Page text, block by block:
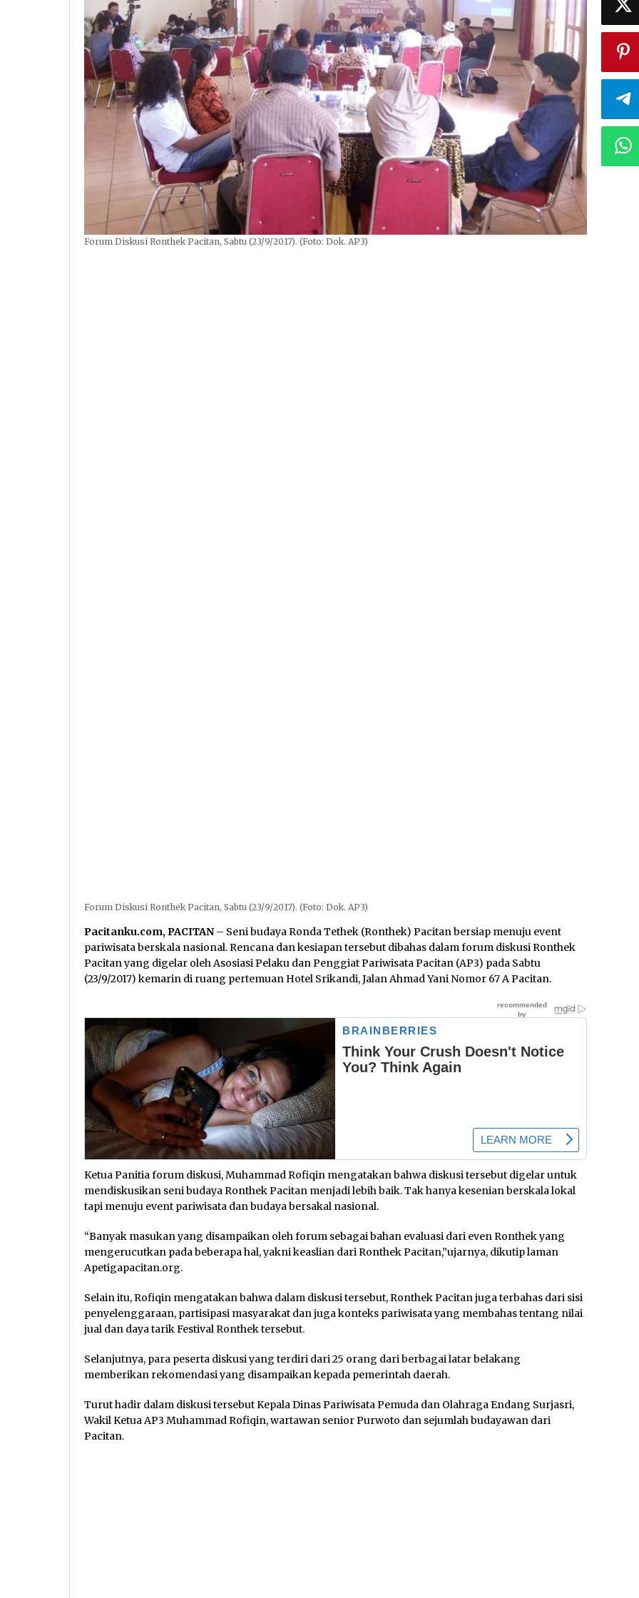
Forum Diskusi Ronthek Pacitan, Sabtu (23/9/2017). (Foto: Dok. AP3)
Forum Diskusi Ronthek Pacitan, Sabtu (23/9/2017). (Foto: Dok. AP3)
Pacitanku.com, PACITAN – Seni budaya Ronda Tethek (Ronthek) Pacitan bersiap menuju event
pariwisata berskala nasional. Rencana dan kesiapan tersebut dibahas dalam forum diskusi Ronthek
Pacitan yang digelar oleh Asosiasi Pelaku dan Penggiat Pariwisata Pacitan (AP3) pada Sabtu
(23/9/2017) kemarin di ruang pertemuan Hotel Srikandi, Jalan Ahmad Yani Nomor 67 A Pacitan.
Ketua Panitia forum diskusi, Muhammad Rofiqin mengatakan bahwa diskusi tersebut digelar untuk
mendiskusikan seni budaya Ronthek Pacitan menjadi lebih baik. Tak hanya kesenian berskala lokal
tapi menuju event pariwisata dan budaya bersakal nasional.
“Banyak masukan yang disampaikan oleh forum sebagai bahan evaluasi dari even Ronthek yang
mengerucutkan pada beberapa hal, yakni keaslian dari Ronthek Pacitan,”ujarnya, dikutip laman
Apetigapacitan.org.
Selain itu, Rofiqin mengatakan bahwa dalam diskusi tersebut, Ronthek Pacitan juga terbahas dari sisi
penyelenggaraan, partisipasi masyarakat dan juga konteks pariwisata yang membahas tentang nilai
jual dan daya tarik Festival Ronthek tersebut.
Selanjutnya, para peserta diskusi yang terdiri dari 25 orang dari berbagai latar belakang
memberikan rekomendasi yang disampaikan kepada pemerintah daerah.
Turut hadir dalam diskusi tersebut Kepala Dinas Pariwisata Pemuda dan Olahraga Endang Surjasri,
Wakil Ketua AP3 Muhammad Rofiqin, wartawan senior Purwoto dan sejumlah budayawan dari
Pacitan.